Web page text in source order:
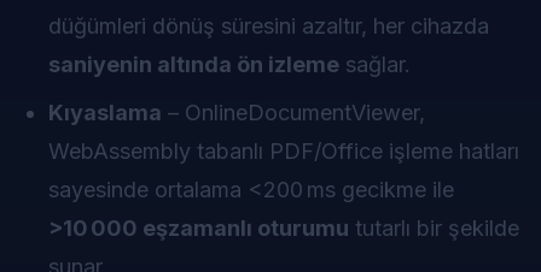
düğümleri dönüş süresini azaltır, her cihazda
saniyenin altında ön izleme sağlar.
Kıyaslama – OnlineDocumentViewer,
WebAssembly tabanlı PDF/Office işleme hatları
sayesinde ortalama <200 ms gecikme ile
>10 000 eşzamanlı oturumu tutarlı bir şekilde
sunar.